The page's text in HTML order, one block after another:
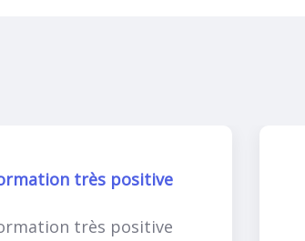
très positive
très positive